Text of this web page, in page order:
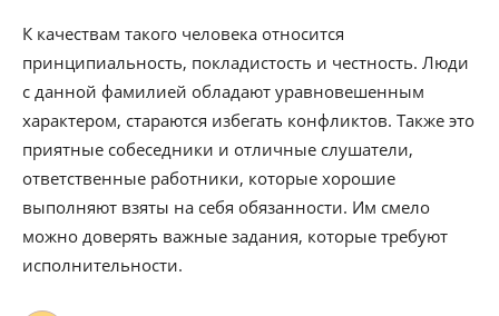
К качествам такого человека относится
принципиальность, покладистость и честность. Люди
с данной фамилией обладают уравновешенным
характером, стараются избегать конфликтов. Также это
приятные собеседники и отличные слушатели,
ответственные работники, которые хорошие
выполняют взяты на себя обязанности. Им смело
можно доверять важные задания, которые требуют
исполнительности.